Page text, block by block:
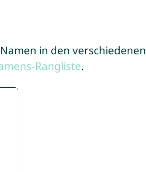
in den verschiedenen
Rangliste.